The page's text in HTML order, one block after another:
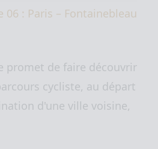
06 : Paris – Fontainebleau
promet de faire découvrir
cycliste, au départ
d'une ville voisine,